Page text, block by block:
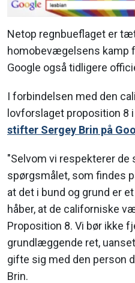
Netop regnbueflaget er
homobevægelsens kamp
Google også tidligere
I forbindelsen med den
lovforslaget proposition 8
stifter Sergey Brin på
"Selvom vi respekterer de
spørgsmålet, som findes
at det i bund og grund er
håber, at de californiske
Proposition 8. Vi bør ikke
grundlæggende ret,
gifte sig med den person
Brin.